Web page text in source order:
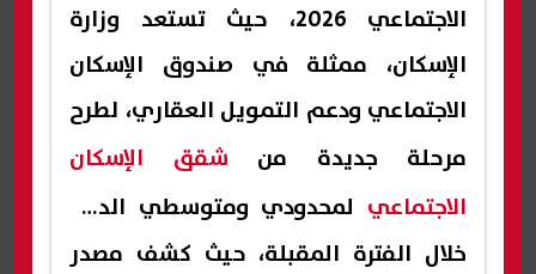
الاجتماعي 2026، حيث تستعد وزارة
الإسكان، ممثلة في صندوق الإسكان
الاجتماعي ودعم التمويل العقاري، لطرح
مرحلة جديدة من شقق الإسكان
الاجتماعي لمحدودي ومتوسطي الدخل
خلال الفترة المقبلة، حيث كشف مصدر